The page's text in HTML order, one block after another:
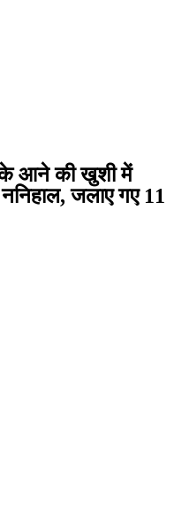
के आने की खुशी में
जलाए गए 11